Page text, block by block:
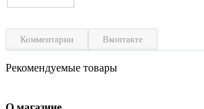
Комментарии Вконтакте
Рекомендуемые товары